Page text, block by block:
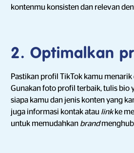
kontenmu konsisten dan relevan
2. Optimalkan
Pastikan profil TikTok kamu
Gunakan foto profil terbaik, tulis bio
siapa kamu dan jenis konten yang
juga informasi kontak atau linkke
untuk memudahkan brand